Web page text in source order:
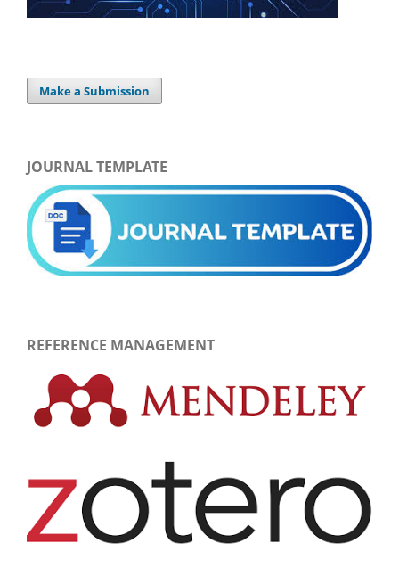
Make a Submission
JOURNAL TEMPLATE
REFERENCE MANAGEMENT